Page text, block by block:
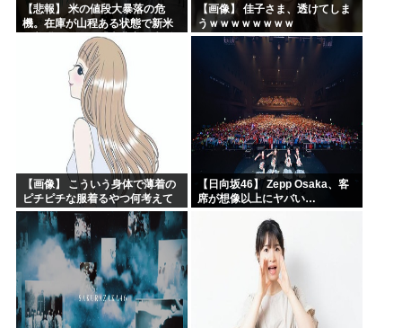
【悲報】 米の値段大暴落の危
機。在庫が山程ある状態で新米
の収穫始まる。「米農家が生活
【画像】 佳子さま、透けてしま
うｗｗｗｗｗｗｗｗ
【画像】 こういう身体で薄着の
ピチピチな服着るやつ何考えて
るんだよ
【日向坂46】 Zepp Osaka、客
席が想像以上にヤバい…